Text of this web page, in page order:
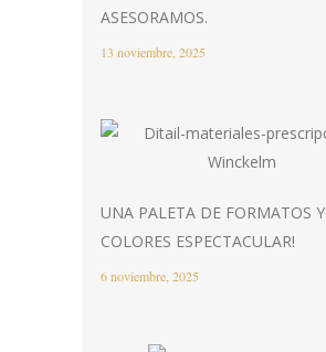
ASESORAMOS.
13 noviembre, 2025
UNA PALETA DE FORMATOS Y
COLORES ESPECTACULAR!
6 noviembre, 2025